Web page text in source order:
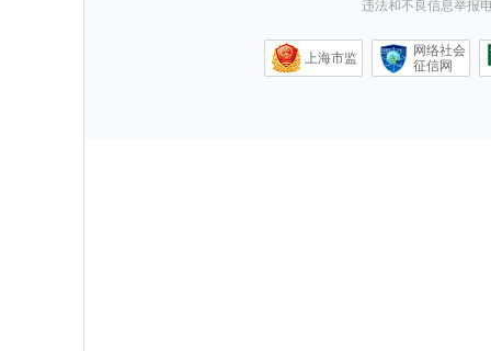
违法和不良信息举报
上海市监
网络社会
征信网